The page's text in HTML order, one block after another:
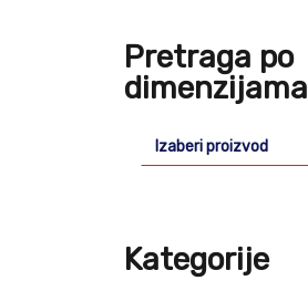
Pretraga po
dimenzijama
Izaberi proizvod
Kategorije